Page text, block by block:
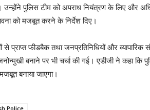
उन्होंने पुलिस टीम को अपराध नियंत्रण के लिए
को मजबूत करने के निर्देश दिए।
से प्राप्त फीडबैक तथा जनप्रतिनिधियों और
बनाने पर भी चर्चा की गई। एडीजी ने कहा
बनाया जाएगा।
Police